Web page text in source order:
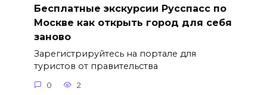
Бесплатные экскурсии Русспасс по
Москве как открыть город для себя
заново
Зарегистрируйтесь на портале для
туристов от правительства
0 2